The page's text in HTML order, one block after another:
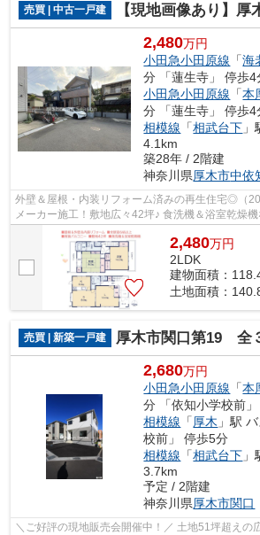
売買 | 中古一戸建 【現地画像あり】厚木市中依知
2,480万円
小田急小田原線 「海
分 「蓮生寺」 停歩4
小田急小田原線 「本
分 「蓮生寺」 停歩4
相模線 「相武台下
4.1km
築28年 / 2階建
神奈川県厚木市中依
外壁＆屋根・内装リフォーム済みの再生住宅◎（
メーカー施工！敷地広々42坪♪ 食洗機＆浴室乾燥機
６帖以上とゆとりがございます☆ 当社...
2,480万円
2LDK
建物面積：
土地面積：
売買 | 新築一戸建 厚木市関口第19 全
2,680万円
小田急小田原線 「本
分 「依知小学校前
相模線 「厚木 」駅
校前」 停歩5分
相模線 「相武台下
3.7km
予定 / 2階建
神奈川県厚木市関口
＼ご好評の現地販売会開催中！／ 土地51坪超えの